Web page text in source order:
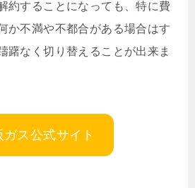
約することになっても、特に費
か不満や不都合がある場合はす
躇なく切り替えることが出来ま
ガス公式サイト